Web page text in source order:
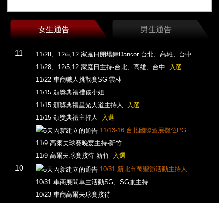
女生通告 男生通告
11
11/28、12/5,12 家庭日開場舞Dancer-台北、高雄、台中
11/28、12/5,12 家庭日主持-台北、高雄、台中
入選
11/22 車商職人挑戰賽SG-雲林
11/15 頒獎典禮禮儀小姐
11/15 頒獎典禮星光大道主持人
入選
11/15 頒獎典禮主持人
入選
11/13-16 台北國際酒展攤位PG
11/9 高爾夫球賽晚宴主持-新竹
11/9 高爾夫球賽接待-新竹
入選
10
10/31 新北市萬聖節活動主持人
10/31 車商展間車主活動SG、SG兼主持
10/23 車商高爾夫球賽接待